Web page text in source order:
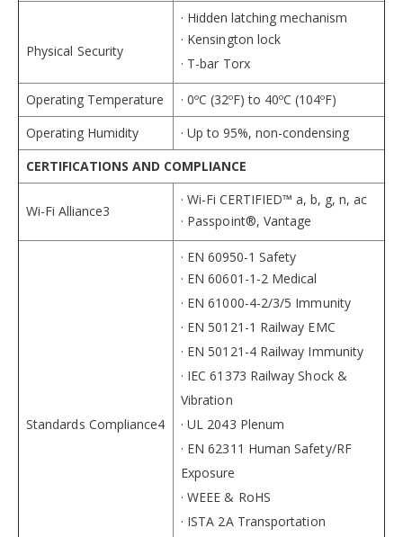
Physical Security
· Hidden latching mechanism
· Kensington lock
· T-bar Torx
Operating Temperature
· 0ºC (32ºF) to 40ºC (104ºF)
Operating Humidity
· Up to 95%, non-condensing
CERTIFICATIONS AND COMPLIANCE
Wi-Fi Alliance3
· Wi-Fi CERTIFIED™ a, b, g, n, ac
· Passpoint®, Vantage
Standards Compliance4
· EN 60950-1 Safety
· EN 60601-1-2 Medical
· EN 61000-4-2/3/5 Immunity
· EN 50121-1 Railway EMC
· EN 50121-4 Railway Immunity
· IEC 61373 Railway Shock &
Vibration
· UL 2043 Plenum
· EN 62311 Human Safety/RF
Exposure
· WEEE & RoHS
· ISTA 2A Transportation